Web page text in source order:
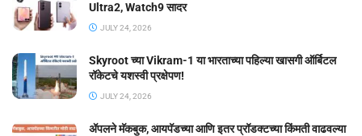
Ultra2, Watch9 सादर
JULY 24, 2026
Skyroot च्या Vikram-1 या भारताच्या पहिल्या खासगी ऑर्बिटल
रॉकेटचे यशस्वी प्रक्षेपण!
JULY 24, 2026
ॲपलने मॅकबुक, आयपॅडच्या आणि इतर प्रॉडक्टच्या किंमती वाढवल्या